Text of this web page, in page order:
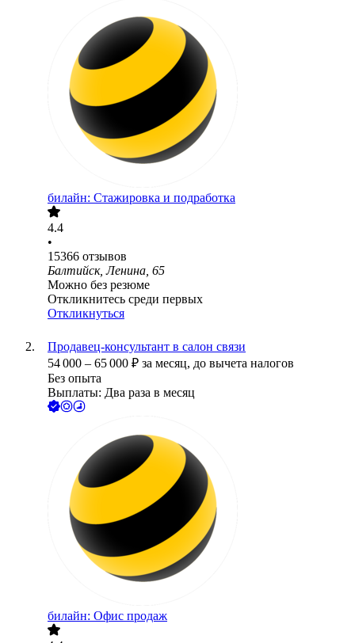
билайн: Стажировка и подработка
4.4
•
15366 отзывов
Балтийск, Ленина, 65
Можно без резюме
Откликнитесь среди первых
Откликнуться
Продавец-консультант в салон связи
54 000 – 65 000 ₽ за месяц, до вычета налогов
Без опыта
Выплаты: Два раза в месяц
билайн: Офис продаж